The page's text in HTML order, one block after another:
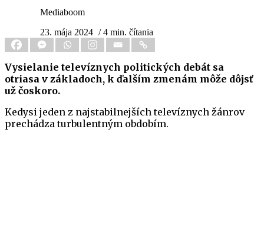
Mediaboom
23. mája 2024 / 4 min. čítania
Vysielanie televíznych politických debát sa
otriasa v základoch, k ďalším zmenám môže dôjsť
už čoskoro.
Kedysi jeden z najstabilnejších televíznych žánrov
prechádza turbulentným obdobím.